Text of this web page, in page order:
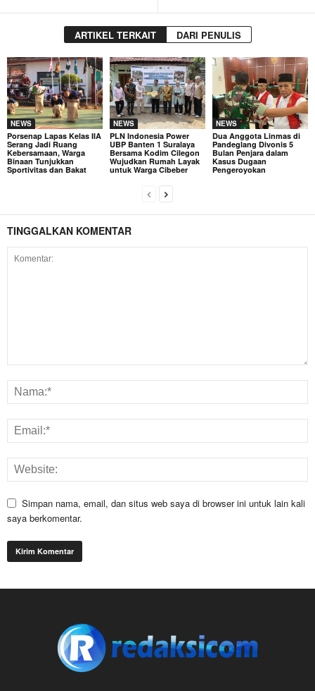
ARTIKEL TERKAIT DARI PENULIS
NEWS
Porsenap Lapas Kelas IIA
Serang Jadi Ruang
Kebersamaan, Warga
Binaan Tunjukkan
Sportivitas dan Bakat
NEWS
PLN Indonesia Power
UBP Banten 1 Suralaya
Bersama Kodim Cilegon
Wujudkan Rumah Layak
untuk Warga Cibeber
NEWS
Dua Anggota Linmas di
Pandeglang Divonis 5
Bulan Penjara dalam
Kasus Dugaan
Pengeroyokan
TINGGALKAN KOMENTAR
Simpan nama, email, dan situs web saya di browser ini untuk lain kali
saya berkomentar.